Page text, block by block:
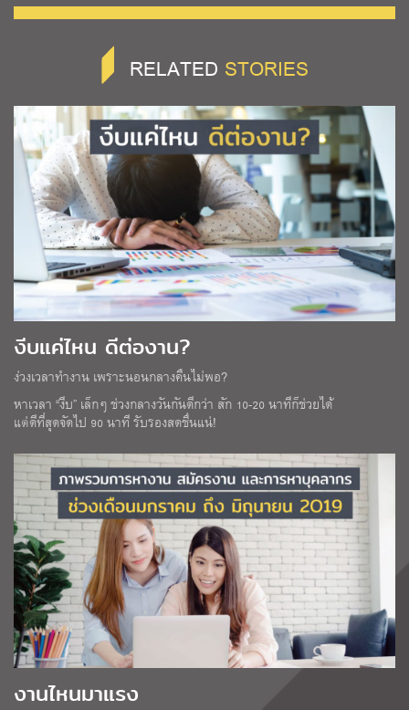
RELATED STORIES
งีบแค่ไหน ดีต่องาน?
ง่วงเวลาทำงาน เพราะนอนกลางคืนไม่พอ?
หาเวลา “งีบ” เล็กๆ ช่วงกลางวันกันดีกว่า สัก 10-20 นาทีก็ช่วยได้
แต่ดีที่สุดจัดไป 90 นาที รับรองสดชื่นแน่!
งานไหนมาแรง